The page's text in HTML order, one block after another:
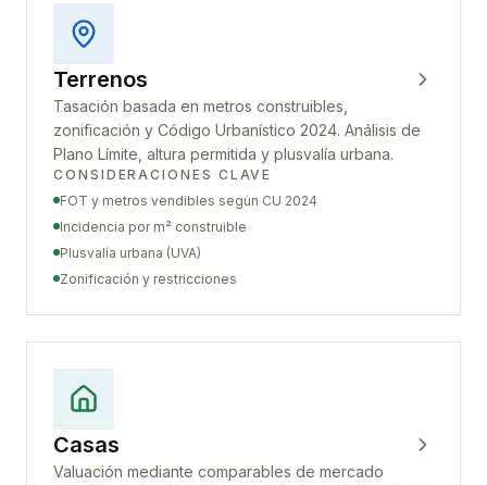
Terrenos
Tasación basada en metros construibles,
zonificación y Código Urbanístico 2024. Análisis de
Plano Límite, altura permitida y plusvalía urbana.
CONSIDERACIONES CLAVE
FOT y metros vendibles según CU 2024
Incidencia por m² construible
Plusvalía urbana (UVA)
Zonificación y restricciones
Casas
Valuación mediante comparables de mercado